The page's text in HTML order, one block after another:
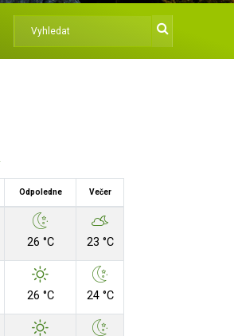
Odpoledne Večer
26 °C 23 °C
26 °C 24 °C